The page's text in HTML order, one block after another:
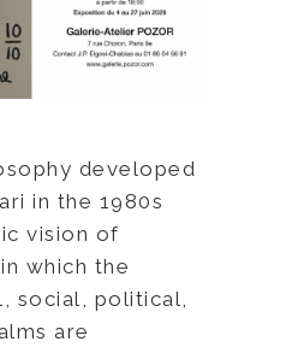
developed
in the 1980s
vision of
which the
social, political,
are